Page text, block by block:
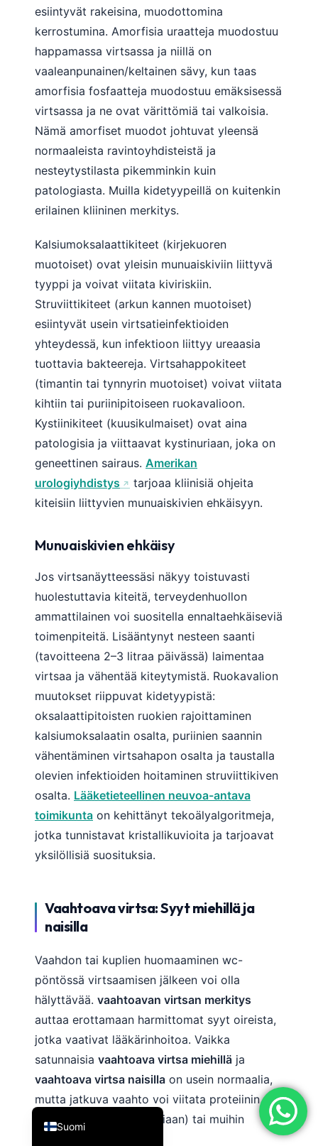
esiintyvät rakeisina, muodottomina
kerrostumina. Amorfisia uraatteja muodostuu
happamassa virtsassa ja niillä on
vaaleanpunainen/keltainen sävy, kun taas
amorfisia fosfaatteja muodostuu emäksisessä
virtsassa ja ne ovat värittömiä tai valkoisia.
Nämä amorfiset muodot johtuvat yleensä
normaaleista ravintoyhdisteistä ja
nesteytystilasta pikemminkin kuin
patologiasta. Muilla kidetyypeillä on kuitenkin
erilainen kliininen merkitys.
Kalsiumoksalaattikiteet (kirjekuoren
muotoiset) ovat yleisin munuaiskiviin liittyvä
tyyppi ja voivat viitata kiviriskiin.
Struviittikiteet (arkun kannen muotoiset)
esiintyvät usein virtsatieinfektioiden
yhteydessä, kun infektioon liittyy ureaasia
tuottavia bakteereja. Virtsahappokiteet
(timantin tai tynnyrin muotoiset) voivat viitata
kihtiin tai puriinipitoiseen ruokavalioon.
Kystiinikiteet (kuusikulmaiset) ovat aina
patologisia ja viittaavat kystinuriaan, joka on
geneettinen sairaus. Amerikan
urologiyhdistys
tarjoaa kliinisiä ohjeita
kiteisiin liittyvien munuaiskivien ehkäisyyn.
Munuaiskivien ehkäisy
Jos virtsanäytteessäsi näkyy toistuvasti
huolestuttavia kiteitä, terveydenhuollon
ammattilainen voi suositella ennaltaehkäiseviä
toimenpiteitä. Lisääntynyt nesteen saanti
(tavoitteena 2–3 litraa päivässä) laimentaa
virtsaa ja vähentää kiteytymistä. Ruokavalion
muutokset riippuvat kidetyypistä:
oksalaattipitoisten ruokien rajoittaminen
kalsiumoksalaatin osalta, puriinien saannin
vähentäminen virtsahapon osalta ja taustalla
olevien infektioiden hoitaminen struviittikiven
osalta. Lääketieteellinen neuvoa-antava
toimikunta on kehittänyt tekoälyalgoritmeja,
jotka tunnistavat kristallikuvioita ja tarjoavat
yksilöllisiä suosituksia.
Vaahtoava virtsa: Syyt miehillä ja
naisilla
Vaahdon tai kuplien huomaaminen wc-
pöntössä virtsaamisen jälkeen voi olla
hälyttävää. vaahtoavan virtsan merkitys
auttaa erottamaan harmittomat syyt oireista,
jotka vaativat lääkärinhoitoa. Vaikka
satunnaisia vaahtoava virtsa miehillä ja
vaahtoava virtsa naisilla on usein normaalia,
mutta jatkuva vaahto voi viitata proteiinin
menetykseen (proteinuriaan) tai muihin
Suomi
English
Deutsch
العربية
Français
Italiano
Español
Ελληνικά
فارسی
Български
Dansk
Nederlands
Bahasa Indonesia
Հայերեն
Íslenska
Српски језик
Svenska
Eesti
Čeština
ქართული
Русский
Lietuvių kalba
Polski
한국어
Slovenščina
Magyar
Shqip
বাংলা
اردو
తెలుగు
தமிழ்
ગુજરાતી
മലയാളം
Bahasa Melayu
Tiếng Việt
Tagalog
ไทย